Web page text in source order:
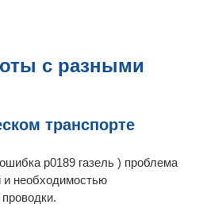
с разными
транспорте
p0189 газель ) проблема
и необходимостью